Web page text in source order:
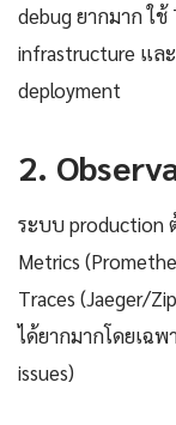
debug ยากมาก ใ
infrastructure แล
deployment
2.
ระบบ production
Metrics
Traces (Jaeger/
ได้ยากมากโดยเฉ
issues)